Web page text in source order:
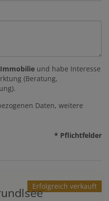
und habe Interesse
(Beratung,
Daten, weitere
* Pflichtfelder
Erfolgreich verkauft